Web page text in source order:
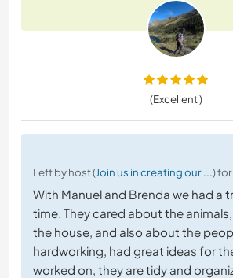
(Excellent )
Left by host (Join us in creating our ...)
With Manuel and Brenda we had a
time. They cared about the
the house, and also about the
hardworking, had great ideas for
worked on, they are tidy and